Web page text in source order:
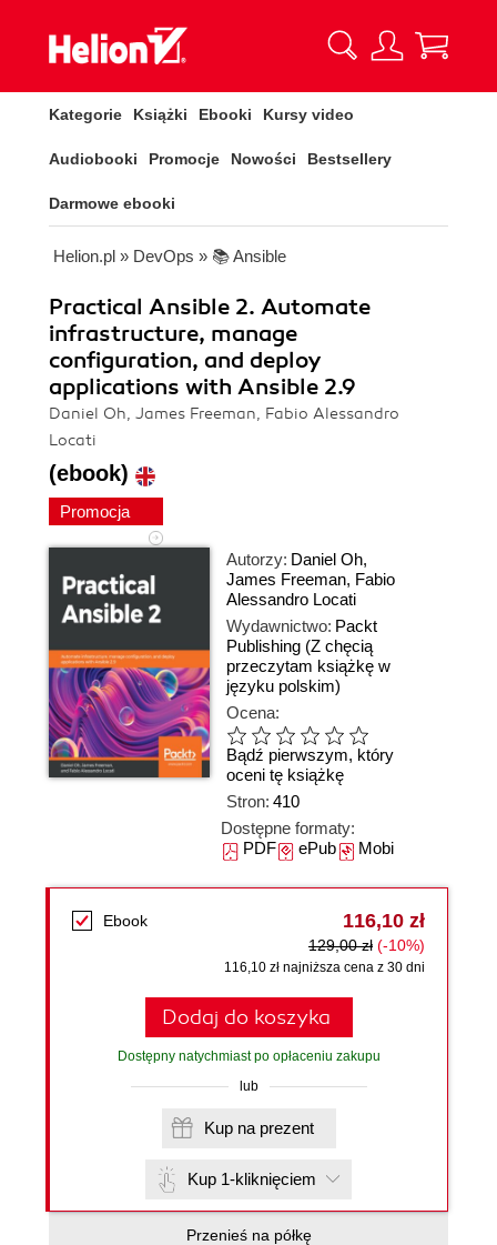
Kategorie Książki Ebooki Kursy video
Audiobooki Promocje Nowości Bestsellery
Darmowe ebooki
Helion.pl » DevOps » 📚 Ansible
Practical Ansible 2. Automate
infrastructure, manage
configuration, and deploy
applications with Ansible 2.9
Daniel Oh, James Freeman, Fabio Alessandro
Locati
(ebook)
Promocja
Autorzy: Daniel Oh,
James Freeman, Fabio
Alessandro Locati
Wydawnictwo: Packt
Publishing (Z chęcią
przeczytam książkę w
języku polskim)
Ocena:
Bądź pierwszym, który
oceni tę książkę
Stron: 410
Dostępne formaty:
PDFePubMobi
Ebook 116,10 zł
129,00 zł (-10%)
116,10 zł najniższa cena z 30 dni
Dodaj do koszyka
Dostępny natychmiast po opłaceniu zakupu
lub
Kup na prezent
Kup 1-kliknięciem
Przenieś na półkę